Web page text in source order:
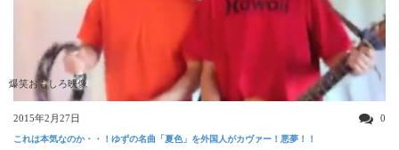
爆笑おもしろ映像
2015年2月27日 0
これは本気なのか・・！ゆずの名曲「夏色」を外国人がカヴァー！悪夢！！